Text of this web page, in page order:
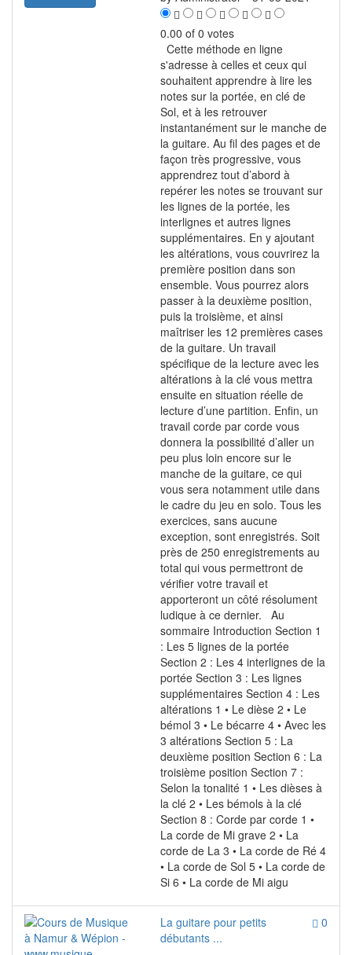
0.00 of 0 votes
Cette méthode en ligne
s'adresse à celles et ceux qui
souhaitent apprendre à lire les
notes sur la portée, en clé de
Sol, et à les retrouver
instantanément sur le manche de
la guitare. Au fil des pages et de
façon très progressive, vous
apprendrez tout d’abord à
repérer les notes se trouvant sur
les lignes de la portée, les
interlignes et autres lignes
supplémentaires. En y ajoutant
les altérations, vous couvrirez la
première position dans son
ensemble. Vous pourrez alors
passer à la deuxième position,
puis la troisième, et ainsi
maîtriser les 12 premières cases
de la guitare. Un travail
spécifique de la lecture avec les
altérations à la clé vous mettra
ensuite en situation réelle de
lecture d’une partition. Enfin, un
travail corde par corde vous
donnera la possibilité d’aller un
peu plus loin encore sur le
manche de la guitare, ce qui
vous sera notamment utile dans
le cadre du jeu en solo. Tous les
exercices, sans aucune
exception, sont enregistrés. Soit
près de 250 enregistrements au
total qui vous permettront de
vérifier votre travail et
apporteront un côté résolument
ludique à ce dernier. Au
sommaire Introduction Section 1
: Les 5 lignes de la portée
Section 2 : Les 4 interlignes de la
portée Section 3 : Les lignes
supplémentaires Section 4 : Les
altérations 1 • Le dièse 2 • Le
bémol 3 • Le bécarre 4 • Avec les
3 altérations Section 5 : La
deuxième position Section 6 : La
troisième position Section 7 :
Selon la tonalité 1 • Les dièses à
la clé 2 • Les bémols à la clé
Section 8 : Corde par corde 1 •
La corde de Mi grave 2 • La
corde de La 3 • La corde de Ré 4
• La corde de Sol 5 • La corde de
Si 6 • La corde de Mi aigu
0
La guitare pour petits
débutants ...